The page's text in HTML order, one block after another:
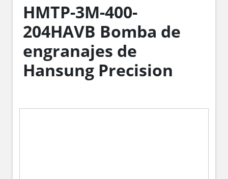
HMTP-3M-400-
204HAVB Bomba de
engranajes de
Hansung Precision